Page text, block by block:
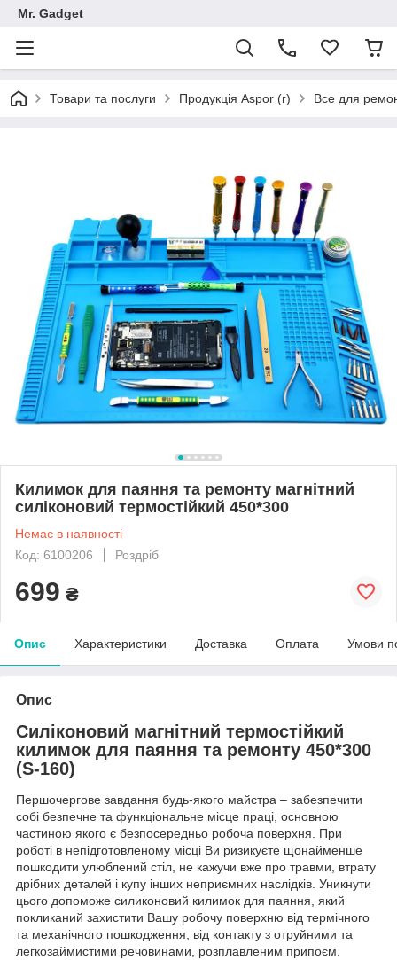
Mr. Gadget
Товари та послуги Продукція Aspor (r) Все для
Килимок для паяння та ремонту магнітний
силіконовий термостійкий 450*300
Немає в наявності
Код: 6100206
Роздріб
699 ₴
Опис Характеристики Доставка Оплата Умови
Опис
Силіконовий магнітний термостійкий
килимок для паяння та ремонту 450*300
(S-160)
Першочергове завдання будь-якого майстра – забезпечити
собі безпечне та функціональне місце праці, основною
частиною якого є безпосередньо робоча поверхня. При
роботі в непідготовленому місці Ви ризикуєте щонайменше
пошкодити улюблений стіл, не кажучи вже про травми, втрату
дрібних деталей і купу інших неприємних наслідків. Уникнути
цього допоможе силиконовий килимок для паяння, який
покликаний захистити Вашу робочу поверхню від термічного
та механічного пошкодження, від контакту з отруйними та
легкозаймистими речовинами, розплавленим припоєм.